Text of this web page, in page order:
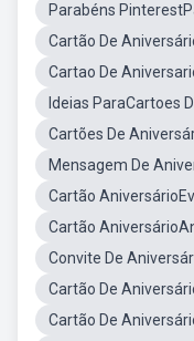
Parabéns
Cartão De
Cartao De
Ideias ParaCartoes
Cartões De
Mensagem De
Cartão
Cartão
Convite De
Cartão De
Cartão De